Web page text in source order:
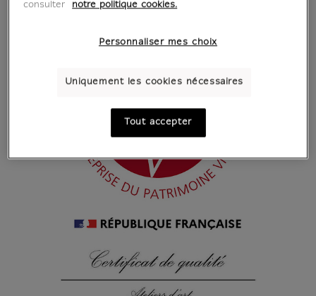
consulter
notre politique cookies.
Personnaliser mes choix
Uniquement les cookies nécessaires
Tout accepter